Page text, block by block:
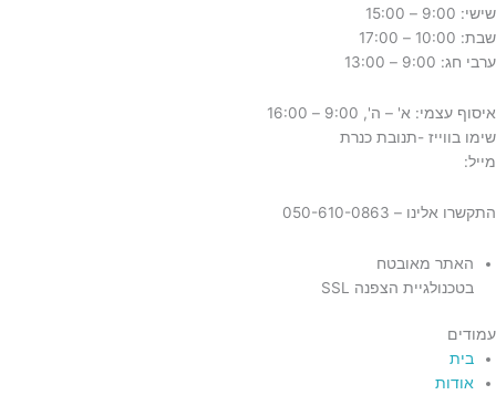
שישי: 9:00 – 15:00
שבת: 10:00 – 17:00
ערבי חג: 9:00 – 13:00
איסוף עצמי: א' – ה', 9:00 – 16:00
שימו בווייז -תנובת כנרת
מייל:
התקשרו אלינו – 050-610-0863
האתר מאובטח
בטכנולגיית הצפנה SSL
עמודים
בית
אודות